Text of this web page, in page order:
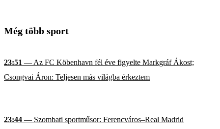
Még több sport
23:51 — Az FC Köbenhavn fél éve figyelte Markgráf Ákost;
Csongvai Áron: Teljesen más világba érkeztem
23:44 — Szombati sportműsor: Ferencváros–Real Madrid